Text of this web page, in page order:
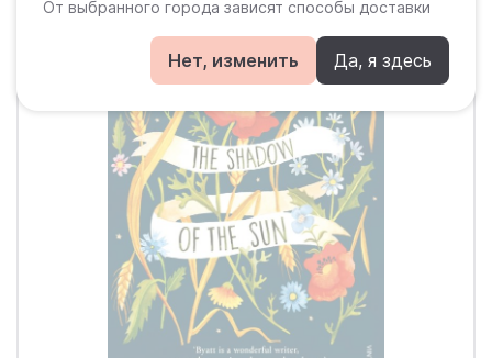
От выбранного города зависят способы доставки
Нет, изменить Да, я здесь